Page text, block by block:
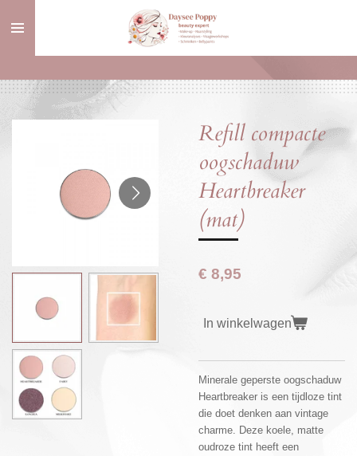
direct
hoofdinhoud
Refill compacte
oogschaduw
Heartbreaker
(mat)
€ 8,95
In winkelwagen
Minerale geperste oogschaduw
Heartbreaker is een tijdloze tint
die doet denken aan vintage
charme. Deze koele, matte
oudroze tint heeft een